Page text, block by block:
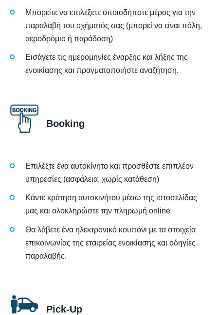
Μπορείτε να επιλέξετε οποιοδήποτε μέρος για την
παραλαβή του οχήματός σας (μπορεί να είναι πόλη,
αεροδρόμιο ή παράδοση)
Εισάγετε τις ημερομηνίες έναρξης και λήξης της
ενοικίασης και πραγματοποιήστε αναζήτηση.
Booking
Επιλέξτε ένα αυτοκίνητο και προσθέστε επιπλέον
υπηρεσίες (ασφάλεια, χωρίς κατάθεση)
Κάντε κράτηση αυτοκινήτου μέσω της ιστοσελίδας
μας και ολοκληρώστε την πληρωμή online
Θα λάβετε ένα ηλεκτρονικό κουπόνι με τα στοιχεία
επικοινωνίας της εταιρείας ενοικίασης και οδηγίες
παραλαβής.
Pick-Up